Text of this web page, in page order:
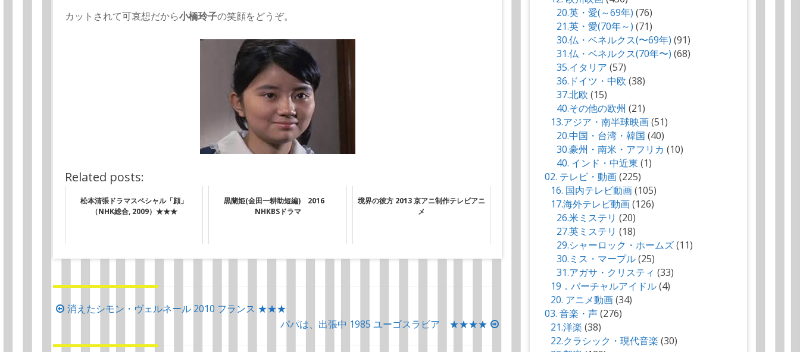
カットされて可哀想だから小橋玲子の笑顔をどうぞ。
Related posts:
松本清張ドラマスペシャル「顔」
（NHK総合, 2009）★★★
黒蘭姫(金田一耕助短編) 2016
NHKBSドラマ
境界の彼方 2013 京アニ制作テレビアニ
メ
投
ナ
消えたシモン・ヴェルネール 2010 フランス ★★★
パパは、出張中 1985 ユーゴスラビア ★★★★
20.英・愛(～69年) (76)
21.英・愛(70年～) (71)
30.仏・ベネルクス(〜69年) (91)
31.仏・ベネルクス(70年〜) (68)
35.イタリア (57)
36.ドイツ・中欧 (38)
37.北欧 (15)
40.その他の欧州 (21)
13.アジア・南半球映画(51)
20.中国・台湾・韓国 (40)
30.豪州・南米・アフリカ (10)
40. インド・中近東 (1)
02. テレビ・動画(225)
16. 国内テレビ動画(105)
17.海外テレビ動画(126)
26.米ミステリ (20)
27.英ミステリ (18)
29.シャーロック・ホームズ(11)
30.ミス・マープル(25)
31.アガサ・クリスティ (33)
19．バーチャルアイドル(4)
20. アニメ動画(34)
03. 音楽・声(276)
21.洋楽 (38)
22.クラシック・現代音楽 (30)